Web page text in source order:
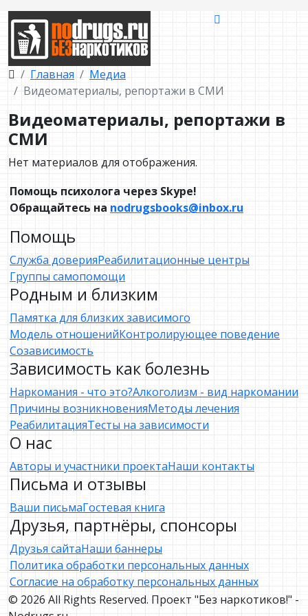
Главная
Медиа
Видеоматериалы, репортажи в СМИ
Видеоматериалы, репортажи в
СМИ
Нет материалов для отображения.
Помощь психолога через Skype!
Обращайтесь на nodrugsbooks@inbox.ru
Помощь
Служба доверияРеабилитационные центры
Группы самопомощи
Родным и близким
Памятка для близких зависимого
Модель отношенийКонтролирующее поведение
Созависимость
Зависимость как болезнь
Наркомания - что это?Алкоголизм - вид наркомании
Причины возникновенияМетоды лечения
РеабилитацияТесты на зависимости
О нас
Авторы и участники проектаНаши контакты
Письма и отзывы
Ваши письмаГостевая книга
Друзья, партнёры, спонсоры
Друзья сайтаНаши баннеры
Политика обработки персональных данных
Согласие на обработку персональных данных
© 2026 All Rights Reserved. Проект "Без наркотиков!" -